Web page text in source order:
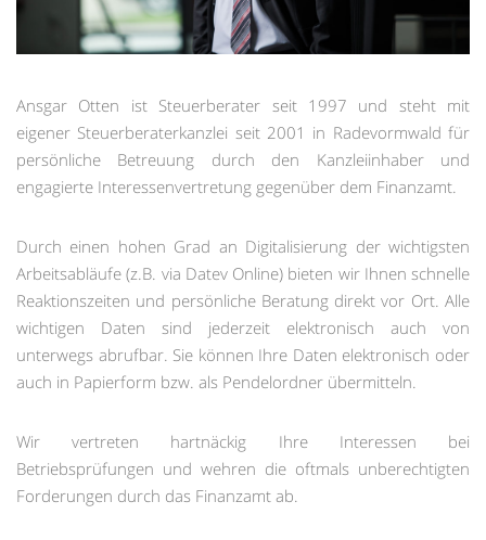
Ansgar Otten ist Steuerberater seit 1997 und steht mit
eigener Steuerberaterkanzlei seit 2001 in Radevormwald für
persönliche Betreuung durch den Kanzleiinhaber und
engagierte Interessenvertretung gegenüber dem Finanzamt.
Durch einen hohen Grad an Digitalisierung der wichtigsten
Arbeitsabläufe (z.B. via Datev Online) bieten wir Ihnen schnelle
Reaktionszeiten und persönliche Beratung direkt vor Ort. Alle
wichtigen Daten sind jederzeit elektronisch auch von
unterwegs abrufbar. Sie können Ihre Daten elektronisch oder
auch in Papierform bzw. als Pendelordner übermitteln.
Wir vertreten hartnäckig Ihre Interessen bei
Betriebsprüfungen und wehren die oftmals unberechtigten
Forderungen durch das Finanzamt ab.